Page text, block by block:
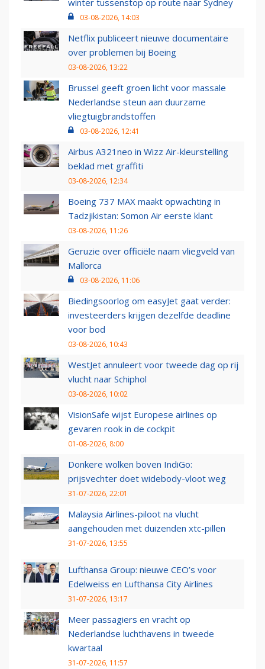
winter tussenstop op route naar Sydney
03-08-2026, 14:03
Netflix publiceert nieuwe documentaire
over problemen bij Boeing
03-08-2026, 13:22
Brussel geeft groen licht voor massale
Nederlandse steun aan duurzame
vliegtuigbrandstoffen
03-08-2026, 12:41
Airbus A321neo in Wizz Air-kleurstelling
beklad met graffiti
03-08-2026, 12:34
Boeing 737 MAX maakt opwachting in
Tadzjikistan: Somon Air eerste klant
03-08-2026, 11:26
Geruzie over officiële naam vliegveld van
Mallorca
03-08-2026, 11:06
Biedingsoorlog om easyJet gaat verder:
investeerders krijgen dezelfde deadline
voor bod
03-08-2026, 10:43
WestJet annuleert voor tweede dag op rij
vlucht naar Schiphol
03-08-2026, 10:02
VisionSafe wijst Europese airlines op
gevaren rook in de cockpit
01-08-2026, 8:00
Donkere wolken boven IndiGo:
prijsvechter doet widebody-vloot weg
31-07-2026, 22:01
Malaysia Airlines-piloot na vlucht
aangehouden met duizenden xtc-pillen
31-07-2026, 13:55
Lufthansa Group: nieuwe CEO’s voor
Edelweiss en Lufthansa City Airlines
31-07-2026, 13:17
Meer passagiers en vracht op
Nederlandse luchthavens in tweede
kwartaal
31-07-2026, 11:57